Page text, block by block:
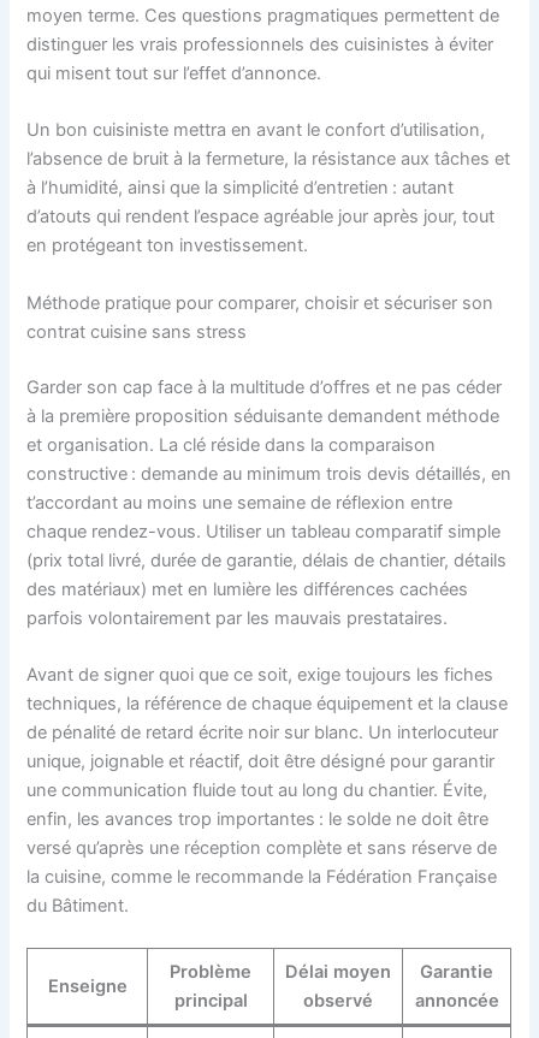
moyen terme. Ces questions pragmatiques permettent de
distinguer les vrais professionnels des cuisinistes à éviter
qui misent tout sur l’effet d’annonce.
Un bon cuisiniste mettra en avant le confort d’utilisation,
l’absence de bruit à la fermeture, la résistance aux tâches et
à l’humidité, ainsi que la simplicité d’entretien : autant
d’atouts qui rendent l’espace agréable jour après jour, tout
en protégeant ton investissement.
Méthode pratique pour comparer, choisir et sécuriser son
contrat cuisine sans stress
Garder son cap face à la multitude d’offres et ne pas céder
à la première proposition séduisante demandent méthode
et organisation. La clé réside dans la comparaison
constructive : demande au minimum trois devis détaillés, en
t’accordant au moins une semaine de réflexion entre
chaque rendez-vous. Utiliser un tableau comparatif simple
(prix total livré, durée de garantie, délais de chantier, détails
des matériaux) met en lumière les différences cachées
parfois volontairement par les mauvais prestataires.
Avant de signer quoi que ce soit, exige toujours les fiches
techniques, la référence de chaque équipement et la clause
de pénalité de retard écrite noir sur blanc. Un interlocuteur
unique, joignable et réactif, doit être désigné pour garantir
une communication fluide tout au long du chantier. Évite,
enfin, les avances trop importantes : le solde ne doit être
versé qu’après une réception complète et sans réserve de
la cuisine, comme le recommande la Fédération Française
du Bâtiment.
Enseigne
Problème
principal
Délai moyen
observé
Garantie
annoncée